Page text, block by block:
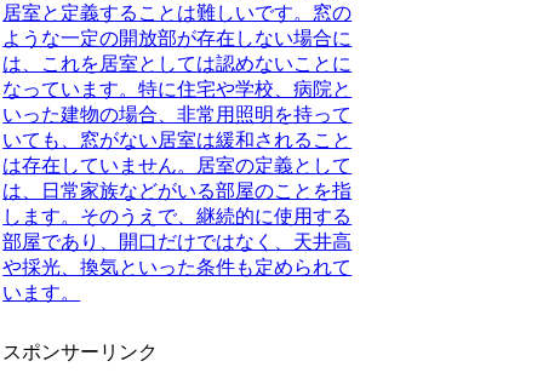
居室と定義することは難しいです。窓の
ような一定の開放部が存在しない場合に
は、これを居室としては認めないことに
なっています。特に住宅や学校、病院と
いった建物の場合、非常用照明を持って
いても、窓がない居室は緩和されること
は存在していません。居室の定義として
は、日常家族などがいる部屋のことを指
します。そのうえで、継続的に使用する
部屋であり、開口だけではなく、天井高
や採光、換気といった条件も定められて
います。
スポンサーリンク